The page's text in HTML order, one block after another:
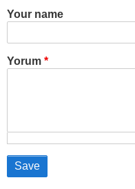
Your name
Yorum